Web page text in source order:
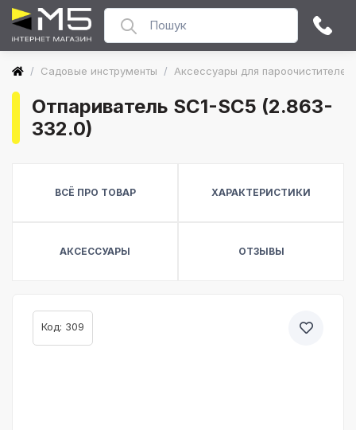
/ Садовые инструменты / Аксессуары для пароочистителей
Отпариватель SC1-SC5 (2.863-
332.0)
ВСЁ ПРО ТОВАР ХАРАКТЕРИСТИКИ
АКСЕССУАРЫ ОТЗЫВЫ
Код: 309